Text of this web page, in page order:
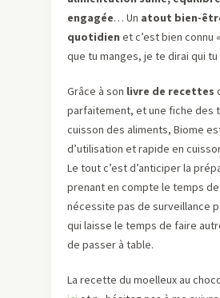
engagée… Un atout bien-
quotidien et c’est bien connu
que tu manges, je te dirai qui tu
Grâce à son livre de recettes
parfaitement, et une fiche des
cuisson des aliments, Biome
d’utilisation et rapide en
Le tout c’est d’anticiper la
prenant en compte le temps
nécessite pas de surveillance
qui laisse le temps de faire
de passer à table.
La recette du moelleux au